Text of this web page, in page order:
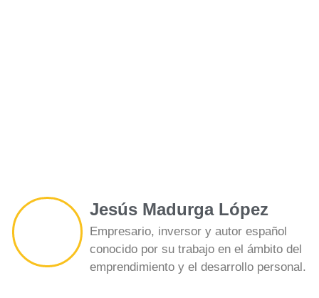
Jesús Madurga López
Empresario, inversor y autor español
conocido por su trabajo en el ámbito del
emprendimiento y el desarrollo personal.